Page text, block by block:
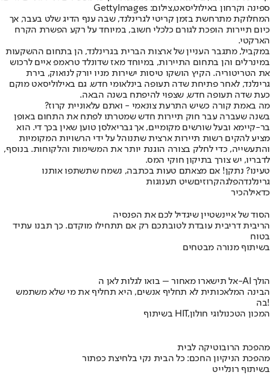
ספינה וקרחון באילוליסאט,צילום: GettyImages
המחלוקת מתרחשת בזמן קריטי לגרינלנד, שבה ענף הדיג שלט בעבר, אך
כיום תיירות הופכת לגורם כלכלי חשוב, במיוחד על רקע הפשרת הקרח
הארקטי.
במקביל, מתגבר העניין של ארצות הברית בגרינלנד, הן בתחום ההשקעות
במינרלים והן בתחום התיירות, במיוחד מאז שדונלד טראמפ איים לרכוש
את הטריטוריה. הקיץ הושקו טיסות ישירות מניו יורק לנואוק, בירת
גרינלנד, לאחר פתיחת שדה תעופה בינלאומי חדש. גם באילוליסאט מוקם
כעת שדה תעופה חדש, שצפוי להיפתח בשנה הבאה.
מה באמת קורה כשיש התרעת צונאמי - ואתם עלאוניית קרוז?
בשנה שעברה עבר חוק תיירות חדש שמטרתו לפתח את התחום באופן
בר-קיימא ובעל שורשים מקומיים, אך גבריאלסן טוען שאין בכך די. הוא
מציע להקים רשות תיירות ארצית שתנוהל על ידי הרשויות המקומיות
והתעשייה, כדי לחלק בצורה הוגנת יותר את המשימות והלקוחות. בנוסף,
לדבריו, יש צורך בתיקון חוקי המס.
טעינו? נתקן! אם מצאתם טעות בכתבה, נשמח שתשתפו אותנו
גרינלנדהפלגהקרוזיםשיט תענוגות
כדאילהכיר
הסוד של איינשטיין שיגדיל לכם את הפנסיה
הריבית דריבית עובדת לטובתכם רק אם תתחילו מוקדם. כך תבנו עתיד
בטוח
בשיתוף מנורה מבטחים
אל תישארו מאחור – בואו לגלות לאן ה-AI הולך
הבינה המלאכותית לא תחליף אנשים, היא תחליף את מי שלא משתמש
בה!
בשיתוף HIT,המכון הטכנולוגי חולון
מהפכת הרובוטיקה לבית
מהפכת הניקיון החכם: כל הבית נקי בלחיצת כפתור
בשיתוף רונלייט